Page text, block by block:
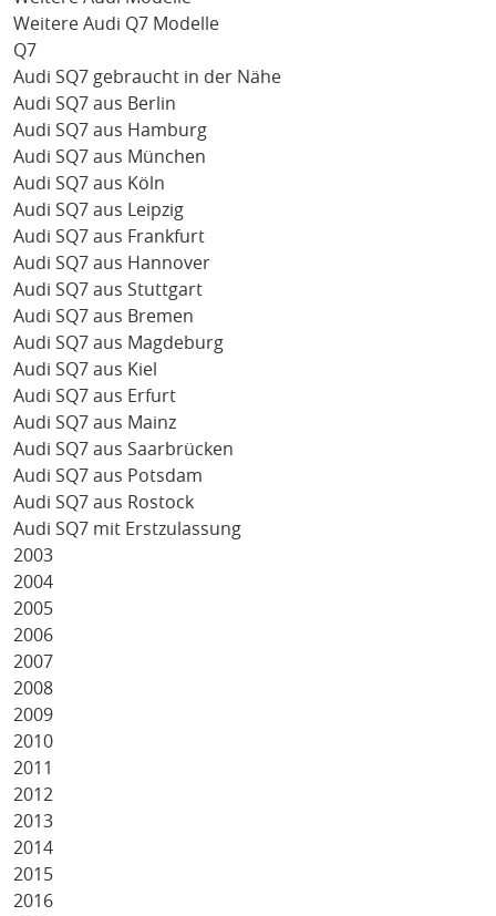
Weitere Audi Q7 Modelle
Q7
Audi SQ7 gebraucht in der Nähe
Audi SQ7 aus Berlin
Audi SQ7 aus Hamburg
Audi SQ7 aus München
Audi SQ7 aus Köln
Audi SQ7 aus Leipzig
Audi SQ7 aus Frankfurt
Audi SQ7 aus Hannover
Audi SQ7 aus Stuttgart
Audi SQ7 aus Bremen
Audi SQ7 aus Magdeburg
Audi SQ7 aus Kiel
Audi SQ7 aus Erfurt
Audi SQ7 aus Mainz
Audi SQ7 aus Saarbrücken
Audi SQ7 aus Potsdam
Audi SQ7 aus Rostock
Audi SQ7 mit Erstzulassung
2003
2004
2005
2006
2007
2008
2009
2010
2011
2012
2013
2014
2015
2016